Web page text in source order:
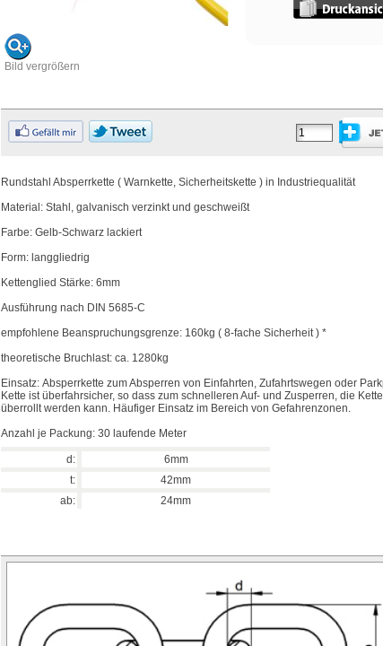
Bild vergrößern
Rundstahl Absperrkette ( Warnkette, Sicherheitskette ) in Industriequalität
Material: Stahl, galvanisch verzinkt und geschweißt
Farbe: Gelb-Schwarz lackiert
Form: langgliedrig
Kettenglied Stärke: 6mm
Ausführung nach DIN 5685-C
empfohlene Beanspruchungsgrenze: 160kg ( 8-fache Sicherheit ) *
theoretische Bruchlast: ca. 1280kg
Einsatz: Absperrkette zum Absperren von Einfahrten, Zufahrtswegen oder
Kette ist überfahrsicher, so dass zum schnelleren Auf- und Zusperren, die
überrollt werden kann. Häufiger Einsatz im Bereich von Gefahrenzonen.
Anzahl je Packung: 30 laufende Meter
d:
6mm
t:
42mm
ab:
24mm